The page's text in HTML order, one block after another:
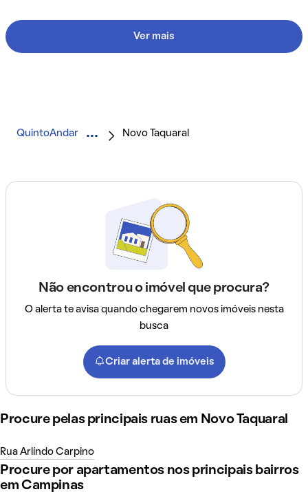
Ver mais
QuintoAndar Novo Taquaral
Não encontrou o imóvel que procura?
O alerta te avisa quando chegarem novos imóveis nesta
busca
Criar alerta de imóveis
Procure pelas principais ruas em Novo Taquaral
Rua Arlíndo Carpino
Procure por apartamentos nos principais bairros
em Campinas